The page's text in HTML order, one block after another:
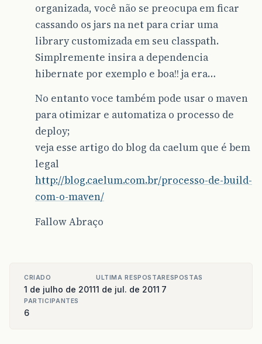
organizada, você não se preocupa em ficar
cassando os jars na net para criar uma
library customizada em seu classpath.
Simplremente insira a dependencia
hibernate por exemplo e boa!! ja era…
No entanto voce também pode usar o maven
para otimizar e automatiza o processo de
deploy;
veja esse artigo do blog da caelum que é bem
legal
http://blog.caelum.com.br/processo-de-build-
com-o-maven/
Fallow Abraço
CRIADO
1 de julho de 2011
ULTIMA RESPOSTA
1 de jul. de 2011
RESPOSTAS
7
PARTICIPANTES
6